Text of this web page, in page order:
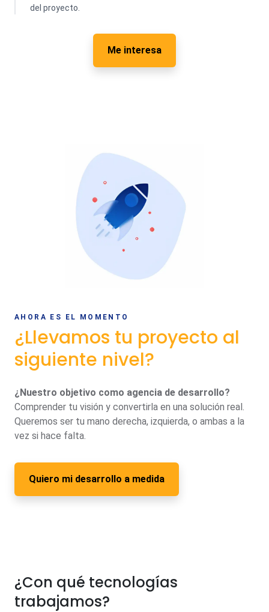
del proyecto.
Me interesa
AHORA ES EL MOMENTO
¿Llevamos tu proyecto al
siguiente nivel?
¿Nuestro objetivo como agencia de desarrollo?
Comprender tu visión y convertirla en una solución real.
Queremos ser tu mano derecha, izquierda, o ambas a la
vez si hace falta.
Quiero mi desarrollo a medida
¿Con qué tecnologías
trabajamos?